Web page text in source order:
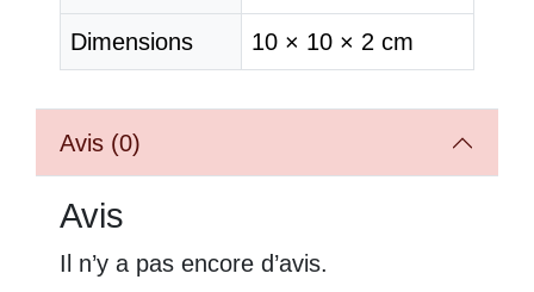
Dimensions 10 × 10 × 2 cm
Avis (0)
Avis
Il n’y a pas encore d’avis.